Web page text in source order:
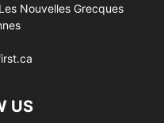
Nouvelles Grecques
US